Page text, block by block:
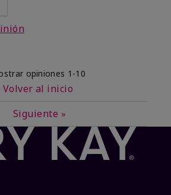
opiniones 1-10
Volver al inicio
Siguiente »